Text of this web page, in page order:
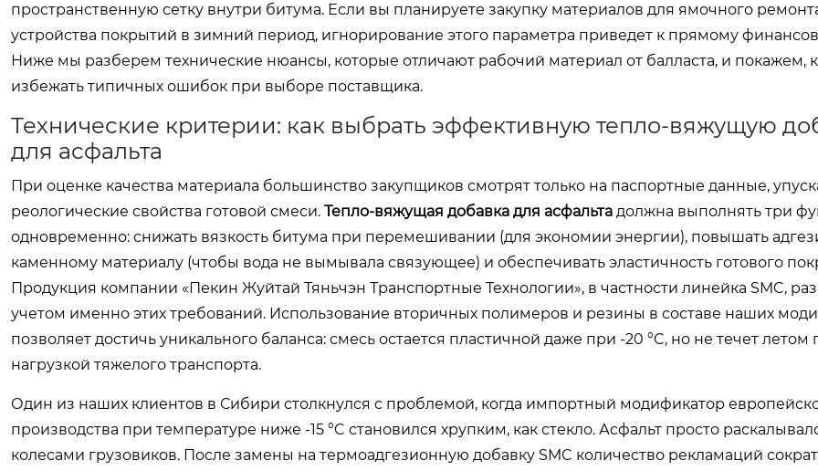
пространственную сетку внутри битума. Если вы планируете закупку материалов для ямочного
устройства покрытий в зимний период, игнорирование этого параметра приведет к прямому
Ниже мы разберем технические нюансы, которые отличают рабочий материал от балласта, и покажем,
избежать типичных ошибок при выборе поставщика.
Технические критерии: как выбрать эффективную тепло-вяжущую
для асфальта
При оценке качества материала большинство закупщиков смотрят только на паспортные данные,
реологические свойства готовой смеси. Тепло-вяжущая добавка для асфальта должна выполнять три
одновременно: снижать вязкость битума при перемешивании (для экономии энергии), повышать
каменному материалу (чтобы вода не вымывала связующее) и обеспечивать эластичность готового
Продукция компании «Пекин Жуйтай Тяньчэн Транспортные Технологии», в частности линейка SMC,
учетом именно этих требований. Использование вторичных полимеров и резины в составе наших
позволяет достичь уникального баланса: смесь остается пластичной даже при -20 °C, но не течет летом
нагрузкой тяжелого транспорта.
Один из наших клиентов в Сибири столкнулся с проблемой, когда импортный модификатор
производства при температуре ниже -15 °C становился хрупким, как стекло. Асфальт просто
колесами грузовиков. После замены на термоадгезионную добавку SMC количество рекламаций